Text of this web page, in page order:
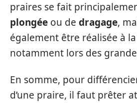
praires se fait
plongée ou de dragage,
également être réalisée à
notamment lors des
En somme, pour
d’une praire, il faut prêter